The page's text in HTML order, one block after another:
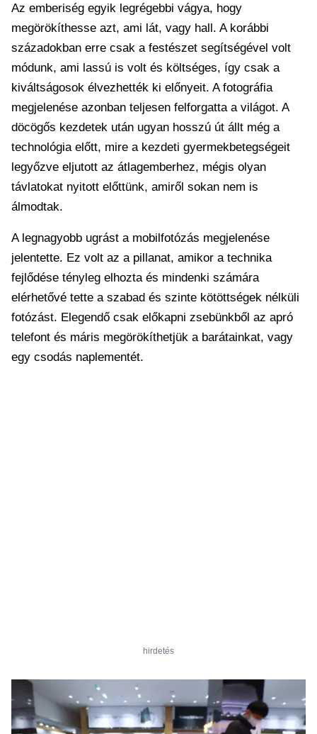
Az emberiség egyik legrégebbi vágya, hogy
megörökíthesse azt, ami lát, vagy hall. A korábbi
századokban erre csak a festészet segítségével volt
módunk, ami lassú is volt és költséges, így csak a
kiváltságosok élvezhették ki előnyeit. A fotográfia
megjelenése azonban teljesen felforgatta a világot. A
döcögős kezdetek után ugyan hosszú út állt még a
technológia előtt, mire a kezdeti gyermekbetegségeit
legyőzve eljutott az átlagemberhez, mégis olyan
távlatokat nyitott előttünk, amiről sokan nem is
álmodtak.
A legnagyobb ugrást a mobilfotózás megjelenése
jelentette. Ez volt az a pillanat, amikor a technika
fejlődése tényleg elhozta és mindenki számára
elérhetővé tette a szabad és szinte kötöttségek nélküli
fotózást. Elegendő csak előkapni zsebünkből az apró
telefont és máris megörökíthetjük a barátainkat, vagy
egy csodás naplementét.
hirdetés